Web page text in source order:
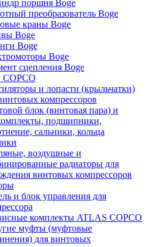
поршня Boge
преобразователь Boge
краны Boge
Boge
Boge
Boge
сцепления Boge
и лопасти (крыльчатки)
компрессоров
блок (винтовая пара) и
подшипники,
сальники, кольца
воздушные и
радиаторы для
винтовых компрессоров
и блок управления для
комплекты ATLAS COPCO
муфты (муфтовые
для винтовых